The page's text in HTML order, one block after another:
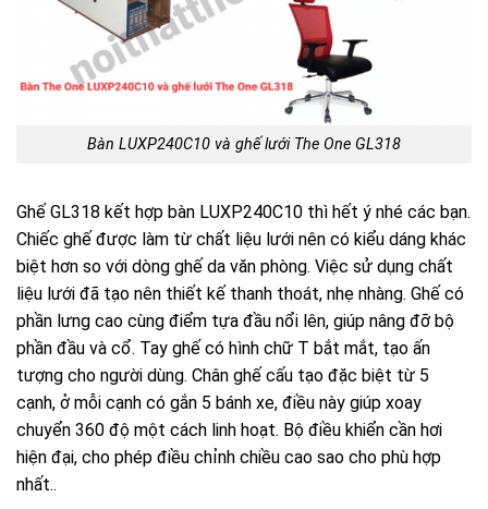
Bàn LUXP240C10 và ghế lưới The One GL318
Ghế GL318 kết hợp bàn LUXP240C10 thì hết ý nhé các bạn.
Chiếc ghế được làm từ chất liệu lưới nên có kiểu dáng khác
biệt hơn so với dòng ghế da văn phòng. Việc sử dụng chất
liệu lưới đã tạo nên thiết kế thanh thoát, nhẹ nhàng. Ghế có
phần lưng cao cùng điểm tựa đầu nổi lên, giúp nâng đỡ bộ
phần đầu và cổ. Tay ghế có hình chữ T bắt mắt, tạo ấn
tượng cho người dùng. Chân ghế cấu tạo đặc biệt từ 5
cạnh, ở mỗi cạnh có gắn 5 bánh xe, điều này giúp xoay
chuyển 360 độ một cách linh hoạt. Bộ điều khiển cần hơi
hiện đại, cho phép điều chỉnh chiều cao sao cho phù hợp
nhất..